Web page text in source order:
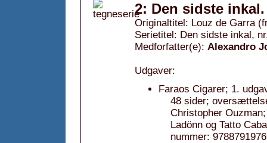
2: Den sidste
Originaltitel: Louz de Garra
Serietitel: Den sidste inkal,
Medforfatter(e): Alexandro
Udgaver:
Faraos Cigarer; 1.
48 sider;
Christopher
Ladönn og Tatto
nummer: